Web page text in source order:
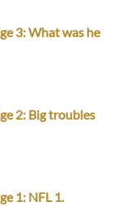
3: What was he
2: Big troubles
1: NFL 1.